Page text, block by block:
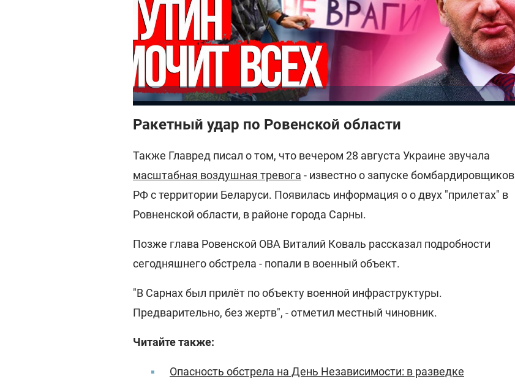
Ракетный удар по Ровенской области
Также Главред писал о том, что вечером 28 августа Украине звучала
масштабная воздушная тревога - известно о запуске бомбардировщиков
РФ с территории Беларуси. Появилась информация о о двух "прилетах" в
Ровненской области, в районе города Сарны.
Позже глава Ровенской ОВА Виталий Коваль рассказал подробности
сегодняшнего обстрела - попали в военный объект.
"В Сарнах был прилёт по объекту военной инфраструктуры.
Предварительно, без жертв", - отметил местный чиновник.
Читайте также:
Опасность обстрела на День Независимости: в разведке